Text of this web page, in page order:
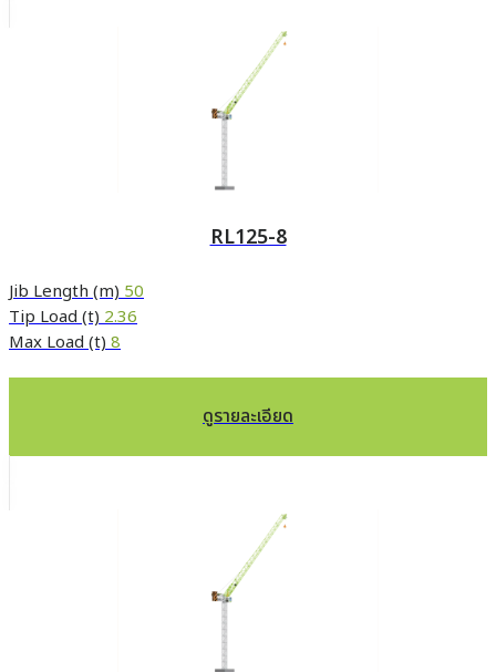
RL125-8
Jib Length (m)50
Tip Load (t)2.36
Max Load (t)8
ดูรายละเอียด